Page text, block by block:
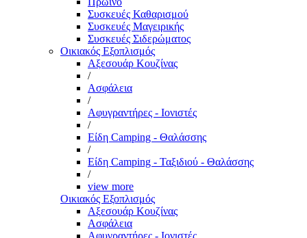
Συσκευές Καθαρισμού
Συσκευές Μαγειρικής
Συσκευές Σιδερώματος
Οικιακός Εξοπλισμός
Αξεσουάρ Κουζίνας
/
Ασφάλεια
/
Αφυγραντήρες - Ιονιστές
/
Είδη Camping - Θαλάσσης
/
Είδη Camping - Ταξιδιού - Θαλάσσης
/
view more
Οικιακός Εξοπλισμός
Αξεσουάρ Κουζίνας
Ασφάλεια
Αφυγραντήρες - Ιονιστές